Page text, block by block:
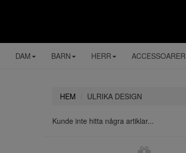
DAM BARN HERR ACCESSOARER
HEM ULRIKA DESIGN
Kunde inte hitta några artiklar...